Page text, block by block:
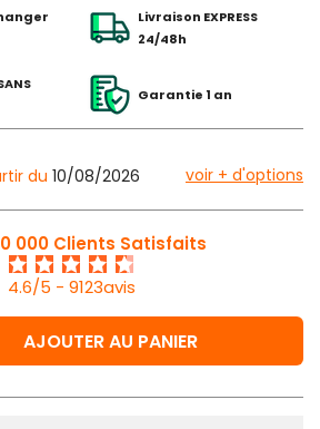
Livraison EXPRESS
24/48h
Garantie 1 an
du 10/08/2026 voir + d'options
000 Clients Satisfaits
4.6/5 - 9123avis
AJOUTER AU PANIER